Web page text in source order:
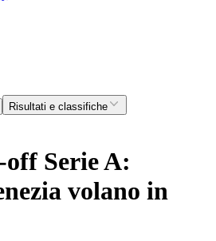
Risultati e classifiche
Serie A:
volano in